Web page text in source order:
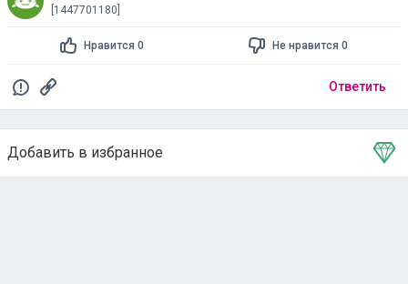
[1447701180]
Нравится 0 Не нравится 0
Ответить
Добавить в избранное
Тема в избранном